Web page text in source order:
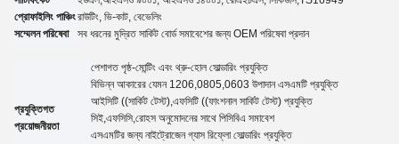
প্রোফাইলিং পাঞ্চিংরাউটিং, ভি-কাট, বেভেলিং
সম্মেলন পরিষেবা
সব ধরনের মুদ্রিত সার্কিট বোর্ড সমাবেশের জন্য OEM পরিষেবা প্রদান
প্রযুক্তিগত
প্রয়োজনীয়তা
পেশাগত পৃষ্ঠ-মোন্টিং এবং থ্রু-হোল সোল্ডারিং প্রযুক্তি
বিভিন্ন আকারের যেমন 1206,0805,0603 উপাদান এসএমটি প্রযুক্তি
আইসিটি ((সার্কিট টেস্ট),এফসিটি ((ফাংশনাল সার্কিট টেস্ট) প্রযুক্তি
সিই,এফসিসি,রোহস অনুমোদনের সাথে পিসিবিএ সমাবেশ
এসএমটির জন্য নাইট্রোজেন গ্যাস রিফ্লো সোল্ডারিং প্রযুক্তি